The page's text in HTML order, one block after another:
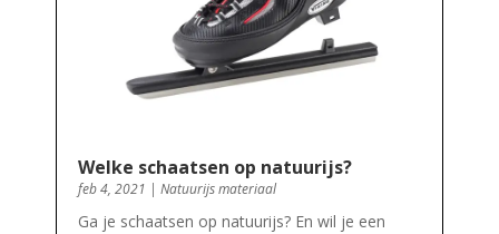
Welke schaatsen op natuurijs?
feb 4, 2021 | Natuurijs materiaal
Ga je schaatsen op natuurijs? En wil je een